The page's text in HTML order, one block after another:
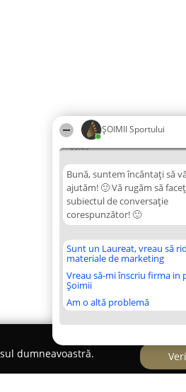
ȘOIMII Sportului
05:49
Bună, suntem încântați să
ajutăm! 🙂 Vă rugăm să
subiectul de conversație
corespunzător! 🙂
Sunt un Laureat, vreau să
materiale de marketing
Vreau să-mi înscriu firma in
Șoimii
Am o altă problemă
dumneavoastră.